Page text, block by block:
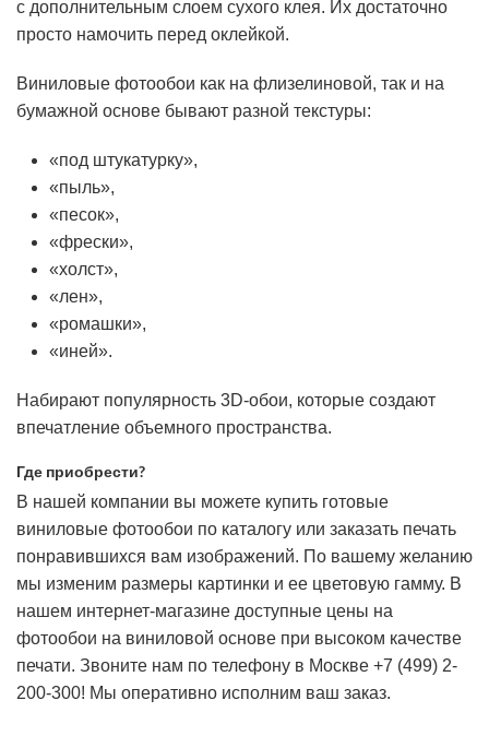
с дополнительным слоем сухого клея. Их достаточно
просто намочить перед оклейкой.
Виниловые фотообои как на флизелиновой, так и на
бумажной основе бывают разной текстуры:
«под штукатурку»,
«пыль»,
«песок»,
«фрески»,
«холст»,
«лен»,
«ромашки»,
«иней».
Набирают популярность 3D-обои, которые создают
впечатление объемного пространства.
Где приобрести?
В нашей компании вы можете купить готовые
виниловые фотообои по каталогу или заказать печать
понравившихся вам изображений. По вашему желанию
мы изменим размеры картинки и ее цветовую гамму. В
нашем интернет-магазине доступные цены на
фотообои на виниловой основе при высоком качестве
печати. Звоните нам по телефону в Москве +7 (499) 2-
200-300! Мы оперативно исполним ваш заказ.